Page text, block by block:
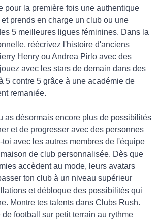
pour la première fois une authentique
prends en charge un club ou une
5 meilleures ligues féminines. Dans la
réécrivez l'histoire d'anciens
Henry ou Andrea Pirlo avec des
avec les stars de demain dans des
5 contre 5 grâce à une académie de
remaniée.
as désormais encore plus de possibilités
et de progresser avec des personnes
avec les autres membres de l'équipe
de club personnalisée. Dès que
accèdent au mode, leurs avatars
ton club à un niveau supérieur
et débloque des possibilités qui
Montre tes talents dans Clubs Rush.
football sur petit terrain au rythme